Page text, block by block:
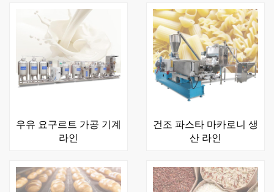
우유 요구르트 가공 기계
라인
건조 파스타 마카로니 생
산 라인